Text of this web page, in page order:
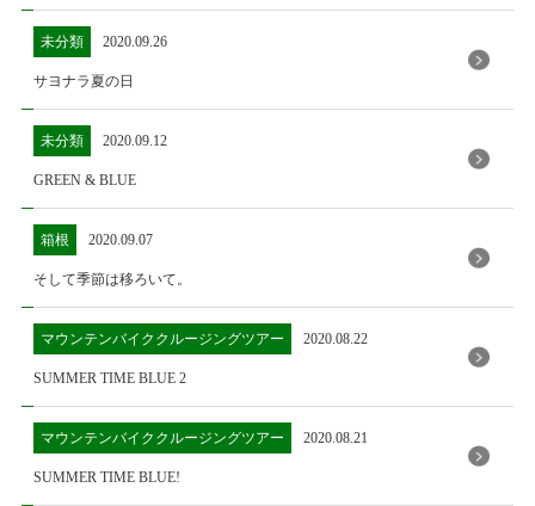
未分類 2020.09.26
サヨナラ夏の日
未分類 2020.09.12
GREEN & BLUE
箱根 2020.09.07
そして季節は移ろいて。
マウンテンバイククルージングツアー 2020.08.22
SUMMER TIME BLUE 2
マウンテンバイククルージングツアー 2020.08.21
SUMMER TIME BLUE!